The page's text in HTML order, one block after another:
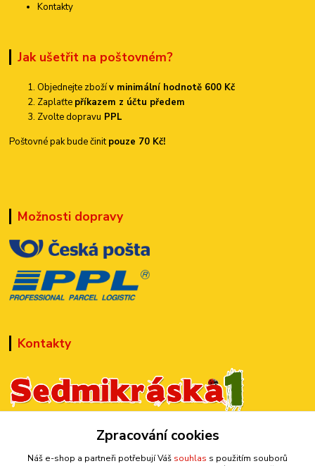
Kontakty
Jak ušetřit na poštovném?
Objednejte zbožív minimální hodnotě 600 Kč
Zaplaťte příkazem z účtu předem
Zvolte dopravu PPL
Poštovné pak bude činitpouze 70 Kč!
Možnosti dopravy
Kontakty
+420 777 899 301Zpracování cookies
Náš e-shop a partneři potřebují Váš souhlas s použitím souborů